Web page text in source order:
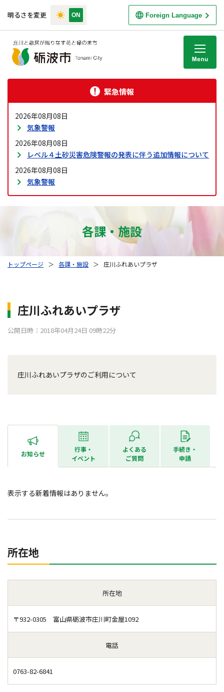
明るさを変更 Foreign Language
緊急情報
2026年08月08日
気象警報
2026年08月08日
レベル４土砂災害危険警報の発表に伴う追加情報について
2026年08月08日
気象警報
各課・施設
トップページ ＞ 各課・施設 ＞ 庄川ふれあいプラザ
庄川ふれあいプラザ
公開日時：2018年04月24日 09時22分
庄川ふれあいプラザのご利用について
お知らせ
行事・
イベント
よくある
ご質問
手続き・
申請
表示する新着情報はありません。
所在地
所在地
〒932-0305 富山県砺波市庄川町金屋1092
電話
0763-82-6841